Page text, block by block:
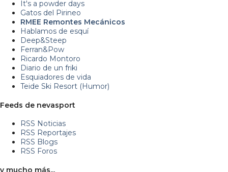
It's a powder days
Gatos del Pirineo
RMEE Remontes Mecánicos
Hablamos de esquí
Deep&Steep
Ferran&Pow
Ricardo Montoro
Diario de un friki
Esquiadores de vida
Teide Ski Resort (Humor)
Feeds de nevasport
RSS Noticias
RSS Reportajes
RSS Blogs
RSS Foros
y mucho más...